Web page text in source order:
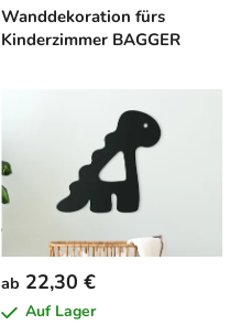
Wanddekoration fürs
Kinderzimmer BAGGER
ab 22,30 €
Auf Lager